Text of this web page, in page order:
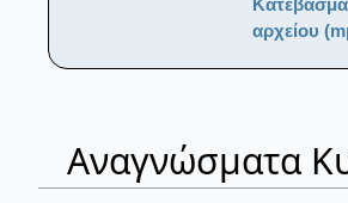
αρχείου
Αναγνώσματα